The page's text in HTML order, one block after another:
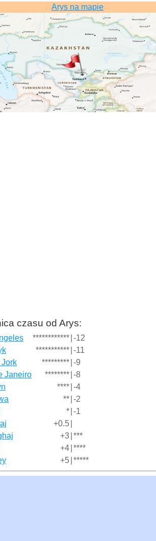
Arys na mapie
czasu od Arys:
************ -12
*********** -11
Jork
********* -9
Janeiro
******** -8
**** -4
** -2
* -1
+0.5
+3 ***
+4 ****
+5 *****